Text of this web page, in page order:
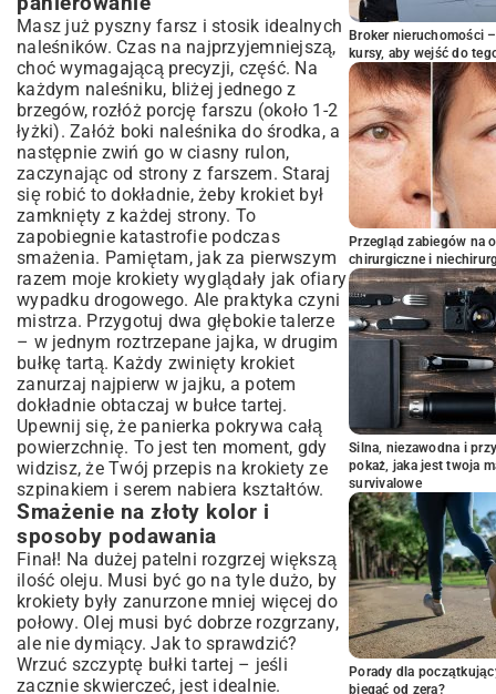
Masz już pyszny farsz i stosik idealnych
naleśników. Czas na najprzyjemniejszą,
choć wymagającą precyzji, część. Na
każdym naleśniku, bliżej jednego z
brzegów, rozłóż porcję farszu (około 1-2
łyżki). Załóż boki naleśnika do środka, a
następnie zwiń go w ciasny rulon,
zaczynając od strony z farszem. Staraj
się robić to dokładnie, żeby krokiet był
zamknięty z każdej strony. To
zapobiegnie katastrofie podczas
smażenia. Pamiętam, jak za pierwszym
razem moje krokiety wyglądały jak ofiary
wypadku drogowego. Ale praktyka czyni
mistrza. Przygotuj dwa głębokie talerze
– w jednym roztrzepane jajka, w drugim
bułkę tartą. Każdy zwinięty krokiet
zanurzaj najpierw w jajku, a potem
dokładnie obtaczaj w bułce tartej.
Upewnij się, że panierka pokrywa całą
powierzchnię. To jest ten moment, gdy
widzisz, że Twój przepis na krokiety ze
szpinakiem i serem nabiera kształtów.
Smażenie na złoty kolor i
sposoby podawania
Finał! Na dużej patelni rozgrzej większą
ilość oleju. Musi być go na tyle dużo, by
krokiety były zanurzone mniej więcej do
połowy. Olej musi być dobrze rozgrzany,
ale nie dymiący. Jak to sprawdzić?
Wrzuć szczyptę bułki tartej – jeśli
zacznie skwierczeć, jest idealnie.
Broker nieruchomości
kursy, aby wejść do
Przegląd zabiegów na
chirurgiczne i
Silna, niezawodna i
pokaż, jaka jest twoja
survivalowe
Porady dla
biegać od zera?